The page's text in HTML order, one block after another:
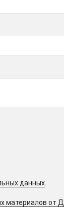
данных
материалов от